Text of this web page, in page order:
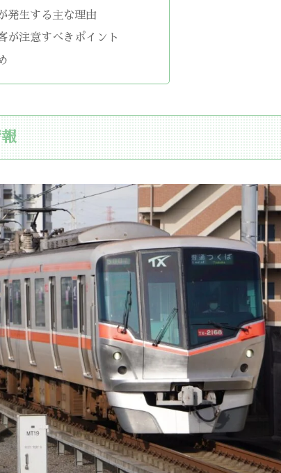
発生する主な理由
が注意すべきポイント